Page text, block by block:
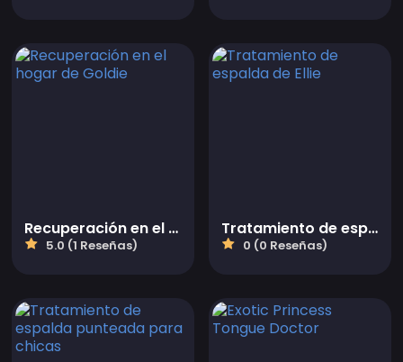
Recuperación en el hogar de Goldie
5.0 (1 Reseñas)
Tratamiento de espalda de Ellie
0 (0 Reseñas)